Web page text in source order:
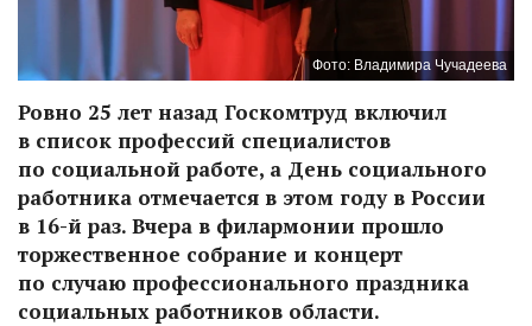
Фото: Владимира Чучадеева
Ровно 25 лет назад Госкомтруд включил
в список профессий специалистов
по социальной работе, а День социального
работника отмечается в этом году в России
в 16-й раз. Вчера в филармонии прошло
торжественное собрание и концерт
по случаю профессионального праздника
социальных работников области.